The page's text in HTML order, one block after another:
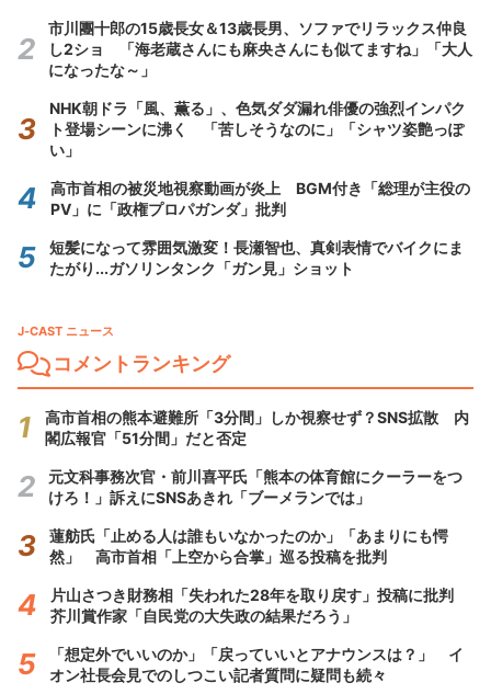
市川團十郎の15歳長女＆13歳長男、ソファでリラックス仲良
し2ショ 「海老蔵さんにも麻央さんにも似てますね」「大人
になったな～」
NHK朝ドラ「風、薫る」、色気ダダ漏れ俳優の強烈インパク
ト登場シーンに沸く 「苦しそうなのに」「シャツ姿艶っぽ
い」
高市首相の被災地視察動画が炎上 BGM付き「総理が主役の
PV」に「政権プロパガンダ」批判
短髪になって雰囲気激変！長瀬智也、真剣表情でバイクにま
たがり...ガソリンタンク「ガン見」ショット
J-CAST ニュース
コメントランキング
高市首相の熊本避難所「3分間」しか視察せず？SNS拡散 内
閣広報官「51分間」だと否定
元文科事務次官・前川喜平氏「熊本の体育館にクーラーをつ
けろ！」訴えにSNSあきれ「ブーメランでは」
蓮舫氏「止める人は誰もいなかったのか」「あまりにも愕
然」 高市首相「上空から合掌」巡る投稿を批判
片山さつき財務相「失われた28年を取り戻す」投稿に批判
芥川賞作家「自民党の大失政の結果だろう」
「想定外でいいのか」「戻っていいとアナウンスは？」 イ
オン社長会見でのしつこい記者質問に疑問も続々